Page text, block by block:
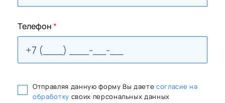
Телефон*
Отправляя данную форму Вы даете согласие на
обработку своих персональных данных